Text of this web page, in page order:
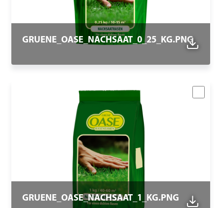
GRUENE_OASE_NACHSAAT_0_25_KG.PNG
GRUENE_OASE_NACHSAAT_1_KG.PNG